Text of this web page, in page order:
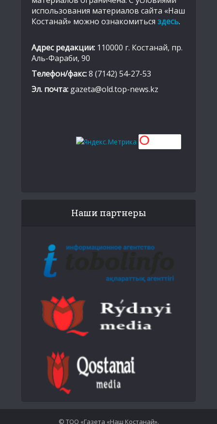
использования материалов сайта «Наш
Костанай» можно ознакомиться здесь.
Адрес редакции: 110000 г. Костанай, пр.
Аль-Фараби, 90
Телефон/факс:8 (7142) 54-27-53
Эл. почта: gazeta@old.top-news.kz
Наши партнеры
© ТОО «Газета «Наш Костанай».